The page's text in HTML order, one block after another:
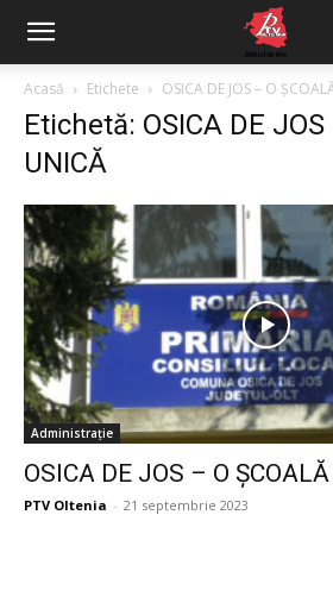
Acasă Etichete OSICA DE JOS – O
Etichetă: OSICA DE
UNICĂ
Administrație
OSICA DE JOS – O
PTV Oltenia - 21 septembrie 2023